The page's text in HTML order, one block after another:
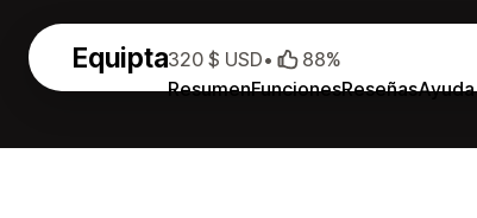
Equipta
ResumenFuncionesReseñasAyuda
320 $ USD• 88%